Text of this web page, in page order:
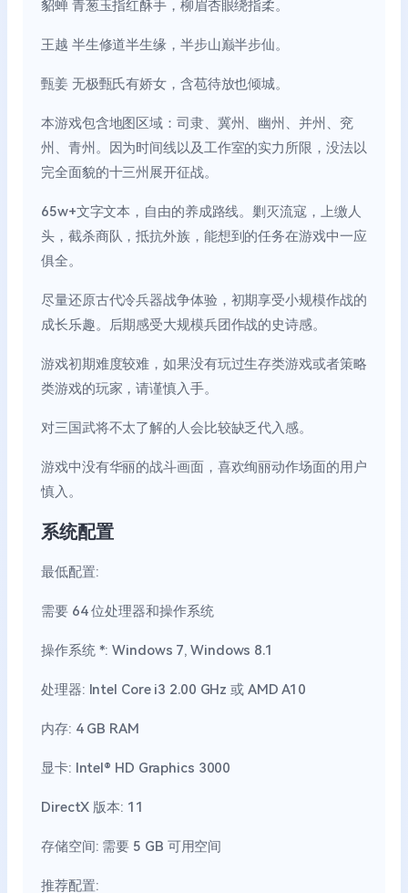
貂蝉 青葱玉指红酥手，柳眉杏眼绕指柔。
王越 半生修道半生缘，半步山巅半步仙。
甄姜 无极甄氏有娇女，含苞待放也倾城。
本游戏包含地图区域：司隶、冀州、幽州、并州、兖
州、青州。因为时间线以及工作室的实力所限，没法以
完全面貌的十三州展开征战。
65w+文字文本，自由的养成路线。剿灭流寇，上缴人
头，截杀商队，抵抗外族，能想到的任务在游戏中一应
俱全。
尽量还原古代冷兵器战争体验，初期享受小规模作战的
成长乐趣。后期感受大规模兵团作战的史诗感。
游戏初期难度较难，如果没有玩过生存类游戏或者策略
类游戏的玩家，请谨慎入手。
对三国武将不太了解的人会比较缺乏代入感。
游戏中没有华丽的战斗画面，喜欢绚丽动作场面的用户
慎入。
系统配置
最低配置:
需要 64 位处理器和操作系统
操作系统 *: Windows 7, Windows 8.1
处理器: Intel Core i3 2.00 GHz 或 AMD A10
内存: 4 GB RAM
显卡: Intel® HD Graphics 3000
DirectX 版本: 11
存储空间: 需要 5 GB 可用空间
推荐配置: